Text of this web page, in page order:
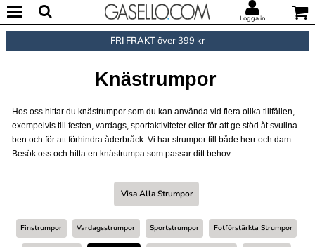
Logga in
FRI FRAKTöver 399 kr
Knästrumpor
Hos oss hittar du knästrumpor som du kan använda vid flera olika tillfällen,
exempelvis till festen, vardags, sportaktiviteter eller för att ge stöd åt svullna
ben och för att förhindra åderbråck. Vi har strumpor till både herr och dam.
Besök oss och hitta en knästrumpa som passar ditt behov.
Visa Alla Strumpor
Finstrumpor Vardagsstrumpor Sportstrumpor Fotförstärkta Strumpor